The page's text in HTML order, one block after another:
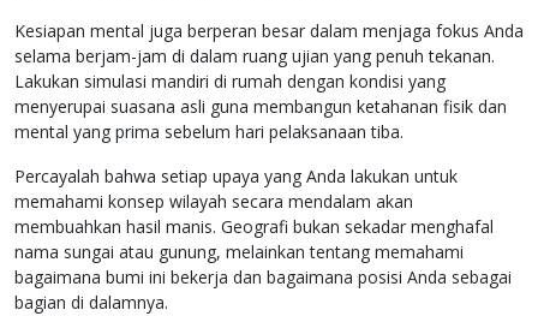
Kesiapan mental juga berperan besar dalam menjaga fokus Anda
selama berjam-jam di dalam ruang ujian yang penuh tekanan.
Lakukan simulasi mandiri di rumah dengan kondisi yang
menyerupai suasana asli guna membangun ketahanan fisik dan
mental yang prima sebelum hari pelaksanaan tiba.
Percayalah bahwa setiap upaya yang Anda lakukan untuk
memahami konsep wilayah secara mendalam akan
membuahkan hasil manis. Geografi bukan sekadar menghafal
nama sungai atau gunung, melainkan tentang memahami
bagaimana bumi ini bekerja dan bagaimana posisi Anda sebagai
bagian di dalamnya.